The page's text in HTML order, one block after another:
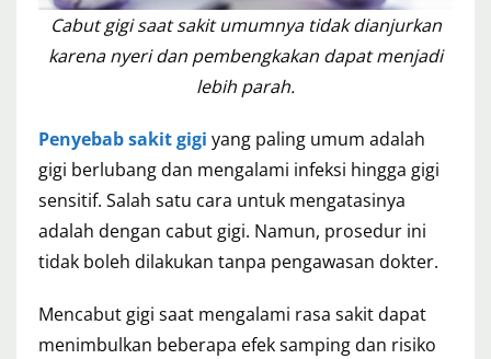
Cabut gigi saat sakit umumnya tidak dianjurkan
karena nyeri dan pembengkakan dapat menjadi
lebih parah.
Penyebab sakit gigi yang paling umum adalah
gigi berlubang dan mengalami infeksi hingga gigi
sensitif. Salah satu cara untuk mengatasinya
adalah dengan cabut gigi. Namun, prosedur ini
tidak boleh dilakukan tanpa pengawasan dokter.
Mencabut gigi saat mengalami rasa sakit dapat
menimbulkan beberapa efek samping dan risiko